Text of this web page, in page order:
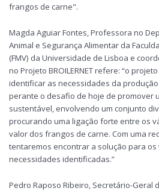
frangos de carne".
Magda Aguiar Fontes, Professora no
Animal e Segurança Alimentar da
(FMV) da Universidade de Lisboa e
no Projeto BROILERNET refere: “o projeto
identificar as necessidades da
perante o desafio de hoje de promover
sustentável, envolvendo um conjunto
procurando uma ligação forte entre os
valor dos frangos de carne. Com uma
tentaremos encontrar a solução para
necessidades identificadas.”
Pedro Raposo Ribeiro, Secretário-Geral